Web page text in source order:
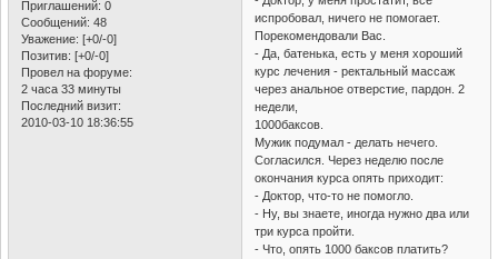
Приглашений: 0
Сообщений: 48
Уважение: [+0/-0]
Позитив: [+0/-0]
Провел на форуме:
2 часа 33 минуты
Последний визит:
2010-03-10 18:36:55
испробовал, ничего не помогает.
Порекомендовали Вас.
- Да, батенька, есть у меня хороший
курс лечения - ректальный массаж
через анальное отверстие, пардон. 2
недели,
1000баксов.
Мужик подумал - делать нечего.
Согласился. Через неделю после
окончания курса опять приходит:
- Доктор, что-то не помогло.
- Ну, вы знаете, иногда нужно два или
три курса пройти.
- Что, опять 1000 баксов платить?